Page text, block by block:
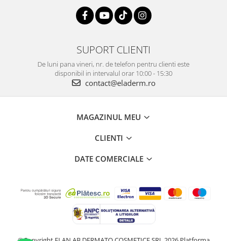
SUPORT CLIENTI
De luni pana vineri, nr. de telefon pentru clienti este
disponibil in intervalul orar 10:00 - 15:30
contact@eladerm.ro
MAGAZINUL MEU
CLIENTI
DATE COMERCIALE